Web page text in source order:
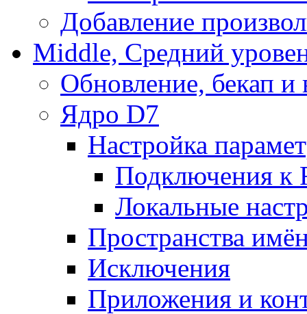
Добавление
Middle, Средний
Обновление, бекап и
Ядро D7
Настройка
Подключения к
Локальные
Пространства
Исключения
Приложения и